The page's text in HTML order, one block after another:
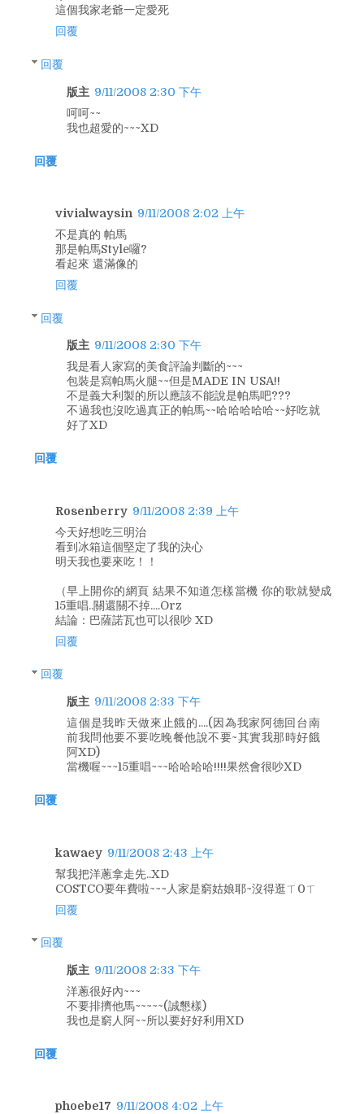
這個我家老爺一定愛死
回覆
回覆
版主 9/11/2008 2:30 下午
呵呵~~
我也超愛的~~~XD
回覆
vivialwaysin 9/11/2008 2:02 上午
不是真的 帕馬
那是帕馬Style囉?
看起來 還滿像的
回覆
回覆
版主 9/11/2008 2:30 下午
我是看人家寫的美食評論判斷的~~~
包裝是寫帕馬火腿~~但是MADE IN USA!!
不是義大利製的所以應該不能說是帕馬吧???
不過我也沒吃過真正的帕馬~~哈哈哈哈哈~~好吃就
好了XD
回覆
Rosenberry 9/11/2008 2:39 上午
今天好想吃三明治
看到冰箱這個堅定了我的決心
明天我也要來吃！！
（早上開你的網頁 結果不知道怎樣當機 你的歌就變成
15重唱..關還關不掉....Orz
結論：巴薩諾瓦也可以很吵 XD
回覆
回覆
版主 9/11/2008 2:33 下午
這個是我昨天做來止餓的....(因為我家阿德回台南
前我問他要不要吃晚餐他說不要~其實我那時好餓
阿XD)
當機喔~~~15重唱~~~哈哈哈哈!!!!果然會很吵XD
回覆
kawaey 9/11/2008 2:43 上午
幫我把洋蔥拿走先..XD
COSTCO要年費啦~~~人家是窮姑娘耶~沒得逛ㄒ0ㄒ
回覆
回覆
版主 9/11/2008 2:33 下午
洋蔥很好內~~~
不要排擠他馬~~~~~(誠懇樣)
我也是窮人阿~~所以要好好利用XD
回覆
phoebe17 9/11/2008 4:02 上午